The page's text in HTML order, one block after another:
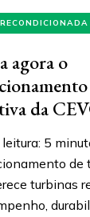
agora o
da
5
de
turbinas